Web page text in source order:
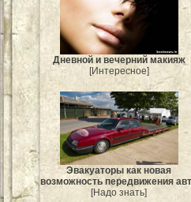
Дневной и вечерний макияж
[Интересное]
Эвакуаторы как новая
возможность передвижения
[Надо знать]